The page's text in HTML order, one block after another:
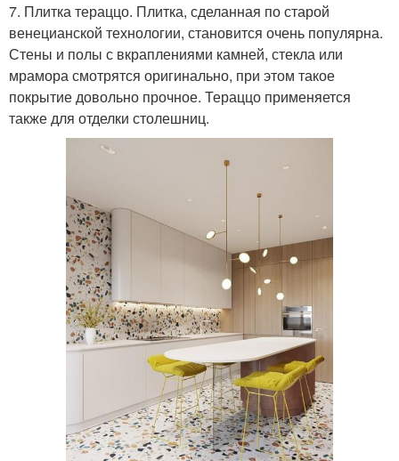
7. Плитка тераццо. Плитка, сделанная по старой
венецианской технологии, становится очень популярна.
Стены и полы с вкраплениями камней, стекла или
мрамора смотрятся оригинально, при этом такое
покрытие довольно прочное. Тераццо применяется
также для отделки столешниц.